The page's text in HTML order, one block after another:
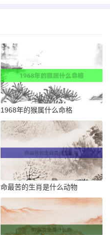
1968年的猴属什么命格
命最苦的生肖是什么动物